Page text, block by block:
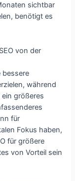
sichtbar
benötigt es
von der
bessere
während
größeres
für
Fokus haben,
für größere
von Vorteil sein